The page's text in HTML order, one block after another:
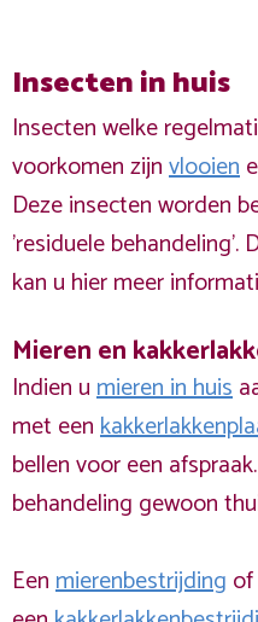
Insecten in huis
Insecten welke
voorkomen zijnvlooien
Deze insecten worden
'residuele behandeling'.
kan u hier meer
Mieren en
Indien umieren in huis
met een
bellen voor een
behandeling gewoon
Eenmierenbestrijding of